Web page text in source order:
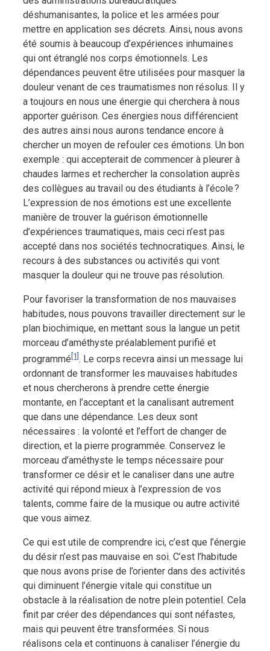
déshumanisantes, la police et les armées pour
mettre en application ses décrets. Ainsi, nous avons
été soumis à beaucoup d’expériences inhumaines
qui ont étranglé nos corps émotionnels. Les
dépendances peuvent être utilisées pour masquer la
douleur venant de ces traumatismes non résolus. Il y
a toujours en nous une énergie qui cherchera à nous
apporter guérison. Ces énergies nous différencient
des autres ainsi nous aurons tendance encore à
chercher un moyen de refouler ces émotions. Un bon
exemple : qui accepterait de commencer à pleurer à
chaudes larmes et rechercher la consolation auprès
des collègues au travail ou des étudiants à l’école ?
L’expression de nos émotions est une excellente
manière de trouver la guérison émotionnelle
d’expériences traumatiques, mais ceci n’est pas
accepté dans nos sociétés technocratiques. Ainsi, le
recours à des substances ou activités qui vont
masquer la douleur qui ne trouve pas résolution.
Pour favoriser la transformation de nos mauvaises
habitudes, nous pouvons travailler directement sur le
plan biochimique, en mettant sous la langue un petit
morceau d’améthyste préalablement purifié et
programmé [1] . Le corps recevra ainsi un message lui
ordonnant de transformer les mauvaises habitudes
et nous chercherons à prendre cette énergie
montante, en l’acceptant et la canalisant autrement
que dans une dépendance. Les deux sont
nécessaires : la volonté et l’effort de changer de
direction, et la pierre programmée. Conservez le
morceau d’améthyste le temps nécessaire pour
transformer ce désir et le canaliser dans une autre
activité qui répond mieux à l’expression de vos
talents, comme faire de la musique ou autre activité
que vous aimez.
Ce qui est utile de comprendre ici, c’est que l’énergie
du désir n’est pas mauvaise en soi. C’est l’habitude
que nous avons prise de l’orienter dans des activités
qui diminuent l’énergie vitale qui constitue un
obstacle à la réalisation de notre plein potentiel. Cela
finit par créer des dépendances qui sont néfastes,
mais qui peuvent être transformées. Si nous
réalisons cela et continuons à canaliser l’énergie du